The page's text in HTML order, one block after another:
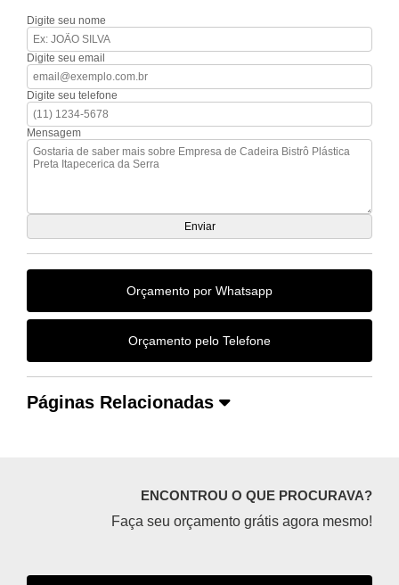
Digite seu nome
Digite seu email
Digite seu telefone
Mensagem
Orçamento por Whatsapp
Orçamento pelo Telefone
Páginas Relacionadas
ENCONTROU O QUE PROCURAVA?
Faça seu orçamento grátis agora mesmo!